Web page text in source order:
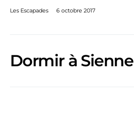
Les Escapades 6 octobre 2017
Dormir à Sienne